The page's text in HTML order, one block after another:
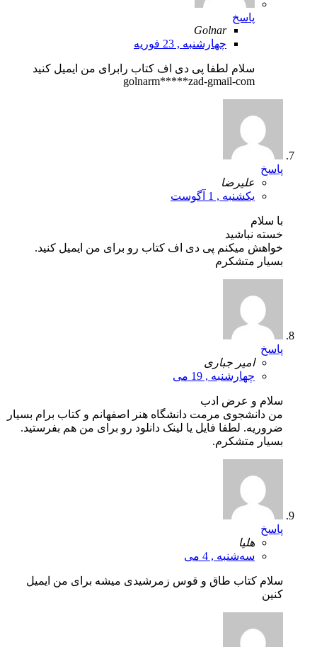
پاسخ
Golnar
چهارشنبه , 23 فوریه
سلام لطفا پی دی اف کتاب رابرای من ایمیل کنید
golnarm*****zad-gmail-com
پاسخ
علیرضا
یکشنبه , 1 آگوست
با سلام
خسته نباشید
خواهش میکنم پی دی اف کتاب رو برای من ایمیل کنید.
بسیار متشکرم
پاسخ
امیر جباری
چهارشنبه , 19 می
سلام و عرض ادب
من دانشجوی مرمت دانشگاه هنر اصفهانم و کتاب برام بسیار
ضروریه. لطفا فایل یا لینک دانلود رو برای من هم بفرستید.
بسیار متشکرم.
پاسخ
هلیا
سه‌شنبه , 4 می
سلام کتاب طاق و قوس زمرشیدی میشه برای من ایمیل
کنین